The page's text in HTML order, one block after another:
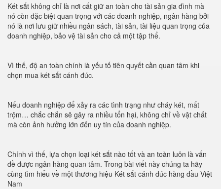
Két sắt không chỉ là nơi cất giữ an toàn cho tài sản gia đình mà
nó còn đặc biệt quan trọng với các doanh nghiệp, ngân hàng bởi
nó là nơi lưu giữ nhiều ngân sách, tài sản, tài liệu quan trọng của
doanh nghiệp, bảo vệ tài sản cho cả một tập thể.
Vì thế, độ an toàn chính là yếu tố tiên quyết cần quan tâm khi
chọn mua két sắt cánh đúc.
Nếu doanh nghiệp để xảy ra các tình trạng như cháy két, mất
trộm… chắc chắn sẽ gây ra nhiều tổn hại, không chỉ về vật chất
mà còn ảnh hưởng lớn đến uy tín của doanh nghiệp.
Chính vì thế, lựa chọn loại két sắt nào tốt và an toàn luôn là vấn
đề được ngân hàng quan tâm. Trong bài viết này chúng ta hãy
cùng tìm hiểu về một thương hiệu Két sắt cánh đúc hàng đầu Việt
Nam